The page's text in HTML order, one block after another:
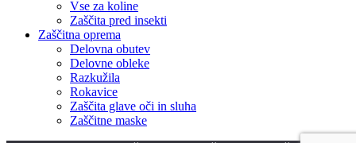
Vse za koline
Zaščita pred insekti
Zaščitna oprema
Delovna obutev
Delovne obleke
Razkužila
Rokavice
Zaščita glave oči in sluha
Zaščitne maske